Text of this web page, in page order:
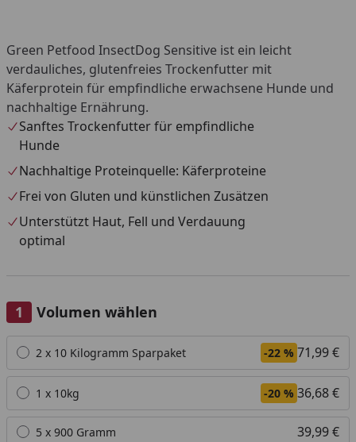
Green Petfood InsectDog Sensitive ist ein leicht
verdauliches, glutenfreies Trockenfutter mit
Käferprotein für empfindliche erwachsene Hunde und
nachhaltige Ernährung.
Sanftes Trockenfutter für empfindliche
Hunde
Nachhaltige Proteinquelle: Käferproteine
Frei von Gluten und künstlichen Zusätzen
Unterstützt Haut, Fell und Verdauung
optimal
Volumen wählen
Alle anzeigen (5)
2 x 10 Kilogramm Sparpaket -22 % 71,99 €
1 x 10kg -20 % 36,68 €
5 x 900 Gramm 39,99 €